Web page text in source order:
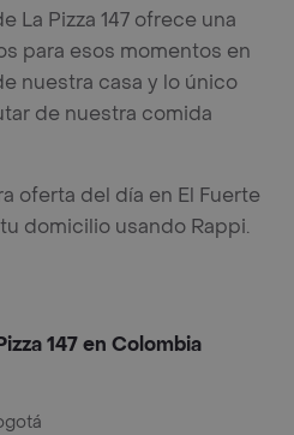
La Pizza 147 ofrece una
para esos momentos en
nuestra casa y lo único
de nuestra comida
oferta del día en El Fuerte
domicilio usando Rappi.
147 en Colombia